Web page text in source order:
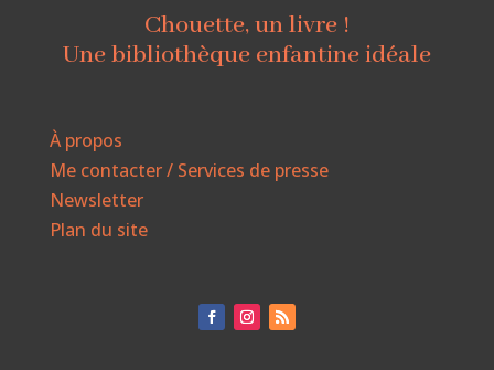
Chouette, un livre !
Une bibliothèque enfantine idéale
À propos
Me contacter / Services de presse
Newsletter
Plan du site